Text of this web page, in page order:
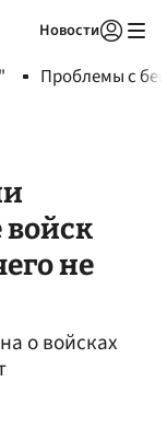
Новости
Проблемы с
войск
не
о войсках